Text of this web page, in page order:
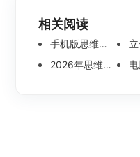
相关阅读
手机版思维导图软件哪个好 使用教程分享 立体几何
2026年思维导图软件哪个好 最新免费思维导图软件测评
电脑版思